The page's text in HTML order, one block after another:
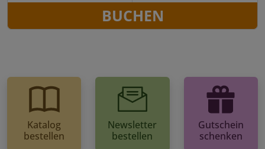
BUCHEN
Katalog
bestellen
Newsletter
bestellen
Gutschein
schenken